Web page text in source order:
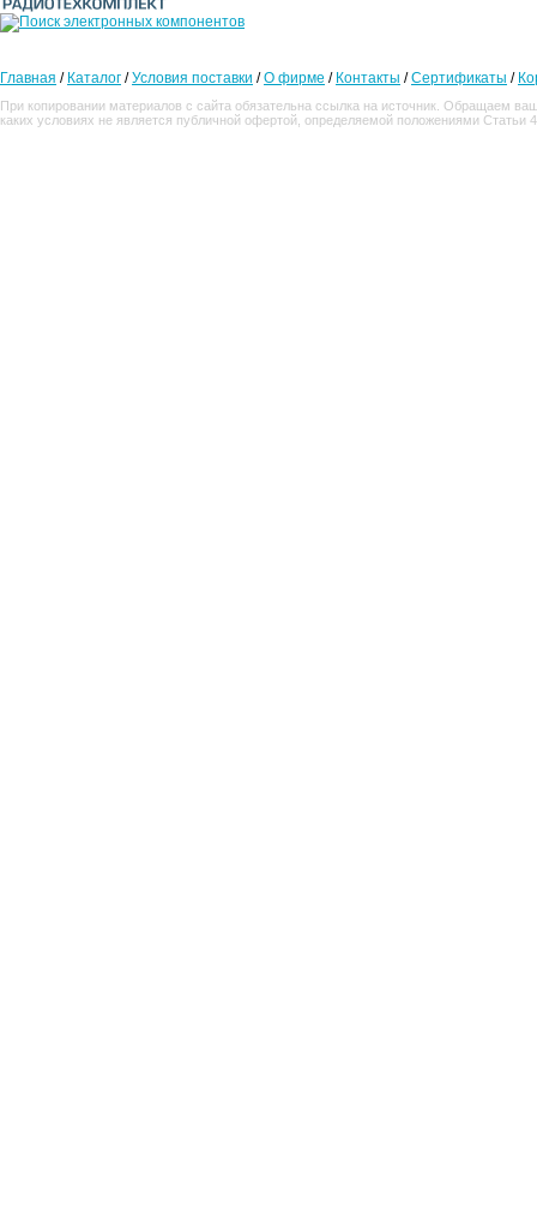
Главная / Каталог /Условия поставки /О фирме / Контакты /Сертификаты /
При копировании материалов с сайта обязательна ссылка на источник. Обращаем
каких условиях не является публичной офертой, определяемой положениями Статьи